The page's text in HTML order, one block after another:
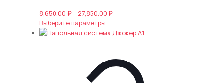
8,650.00 ₽– 27,850.00 ₽Диапазон
8,650.00 ₽
Выберите параметры
товар
вариаций.
Опции